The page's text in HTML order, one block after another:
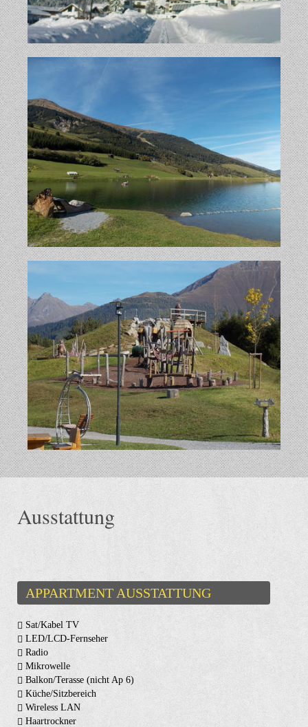
Ausstattung
APPARTMENT AUSSTATTUNG
Sat/Kabel TV
LED/LCD-Fernseher
Radio
Mikrowelle
Balkon/Terasse (nicht Ap 6)
Küche/Sitzbereich
Wireless LAN
Haartrockner